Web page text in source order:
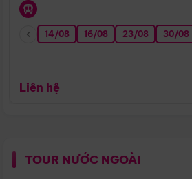
14/08 16/08 23/08 30/08
Liên hệ
TOUR NƯỚC NGOÀI